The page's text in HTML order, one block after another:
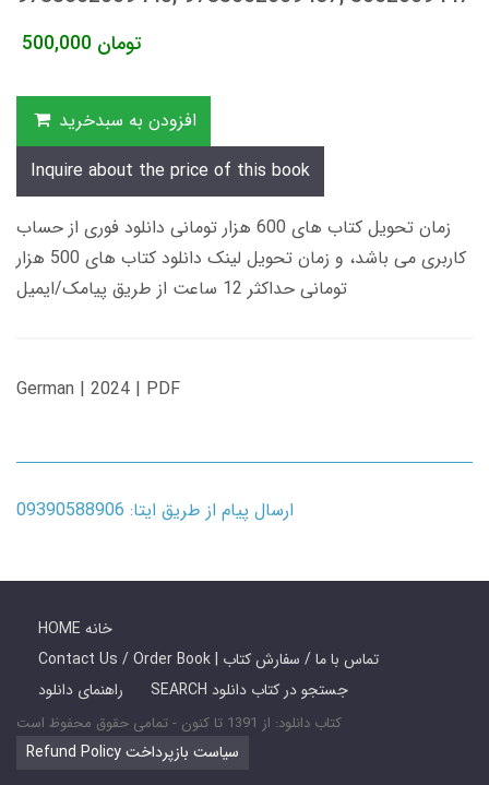
500,000 تومان
افزودن به سبدخرید
Inquire about the price of this book
زمان تحویل کتاب های 600 هزار تومانی دانلود فوری از حساب
کاربری می باشد، و زمان تحویل لینک دانلود کتاب های 500 هزار
تومانی حداکثر 12 ساعت از طریق پیامک/ایمیل
German | 2024 | PDF
ارسال پیام از طریق ایتا: 09390588906
HOME خانه
Contact Us / Order Book | تماس با ما / سفارش کتاب
راهنمای دانلود
SEARCH جستجو در کتاب دانلود
کتاب دانلود: از 1391 تا کنون - تمامی حقوق محفوظ است
Refund Policy سیاست بازپرداخت